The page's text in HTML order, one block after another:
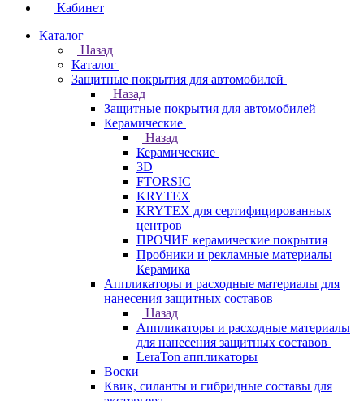
Кабинет
Каталог
Назад
Каталог
Защитные покрытия для автомобилей
Назад
Защитные покрытия для автомобилей
Керамические
Назад
Керамические
3D
FTORSIC
KRYTEX
KRYTEX для сертифицированных
центров
ПРОЧИЕ керамические покрытия
Пробники и рекламные материалы
Керамика
Аппликаторы и расходные материалы для
нанесения защитных составов
Назад
Аппликаторы и расходные материалы
для нанесения защитных составов
LeraTon аппликаторы
Воски
Квик, силанты и гибридные составы для